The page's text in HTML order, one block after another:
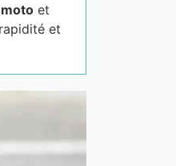
et
et